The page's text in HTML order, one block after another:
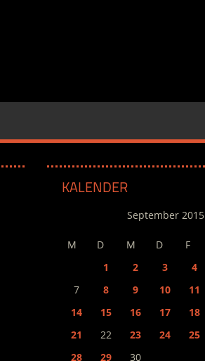
KALENDER
September 2015
M D M D F
1
2 3 4
7
8 9 10 11
14
15 16 17 18
21
22 23 24 25
28
29
30